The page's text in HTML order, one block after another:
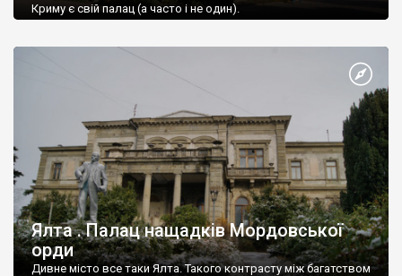
Криму є свій палац (а часто і не один).
Ялта . Палац нащадків Мордовської
орди
Дивне місто все таки Ялта. Такого контрасту між багатством